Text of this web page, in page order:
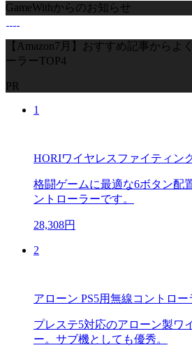
GameWithからのお知らせ
【Amazon7月】おすすめ記事からよ
ーラーTOP4
PR
1
HORIワイヤレスファイティン
格闘ゲームに最適な6ボタン配
ントローラーです。
28,308円
2
アローン PS5用無線コントロー
プレステ5対応のアローン製ワ
ー。サブ機としても優秀。